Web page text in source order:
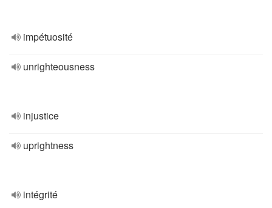
impétuosité
unrighteousness
injustice
uprightness
intégrité